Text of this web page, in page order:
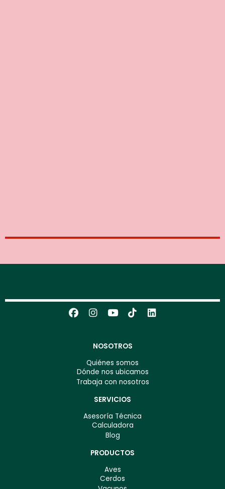
NOSOTROS
Quiénes somos
Dónde nos ubicamos
Trabaja con nosotros
SERVICIOS
Asesoría Técnica
Calculadora
Blog
PRODUCTOS
Aves
Cerdos